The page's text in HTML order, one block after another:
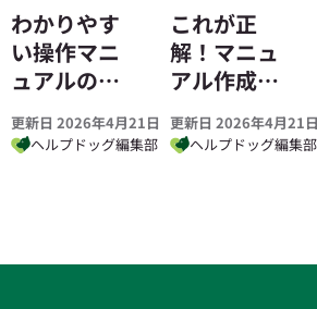
わかりやす
い操作マニ
ュアルの作
り方とポイ
ント｜ツー
更新日 2026年4月21日
ヘルプドッグ編集部
これが正
解！マニュ
アル作成ツ
ールとドキ
ュメント作
更新日 2026年4月21
ヘルプドッグ編集部